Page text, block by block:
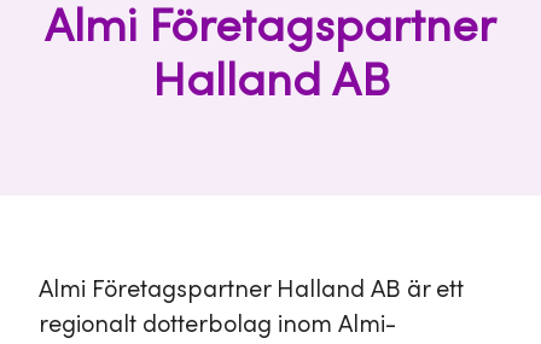
Almi Företagspartner
Halland AB
Almi Företagspartner Halland AB är ett
regionalt dotterbolag inom Almi-